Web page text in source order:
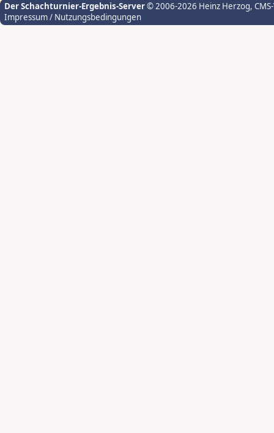
Der Schachturnier-Ergebnis-Server© 2006-2026 Heinz Herzog,
Impressum / Nutzungsbedingungen